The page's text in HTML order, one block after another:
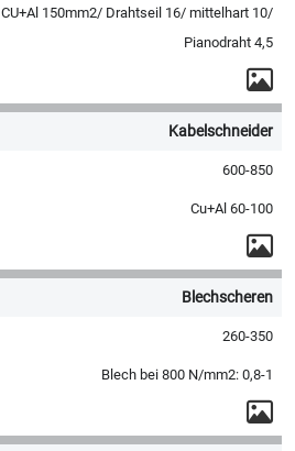
CU+Al 150mm2/ Drahtseil 16/ mittelhart 10/
Pianodraht 4,5
Kabelschneider
600-850
Cu+Al 60-100
Blechscheren
260-350
Blech bei 800 N/mm2: 0,8-1